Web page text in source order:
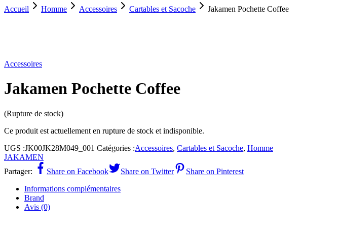
Accueil Homme Accessoires Cartables et Sacoche
Jakamen Pochette Coffee
Accessoires
Jakamen Pochette Coffee
(Rupture de stock)
Ce produit est actuellement en rupture de stock et indisponible.
UGS :JK00JK28M049_001 Catégories :Accessoires, Cartables et Sacoche, Homme
JAKAMEN
Partager:
Share on Facebook Share on Twitter
Share on Pinterest
Informations complémentaires
Brand
Avis (0)